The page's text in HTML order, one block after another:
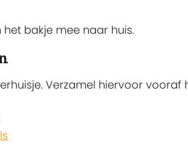
bakje mee naar huis.
Verzamel hiervoor vooraf